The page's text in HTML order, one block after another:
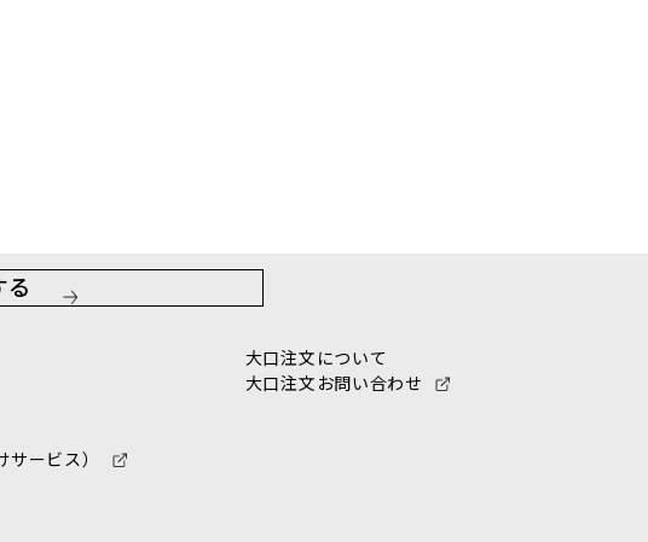
る
ービス）
大口注文について
大口注文お問い合わせ